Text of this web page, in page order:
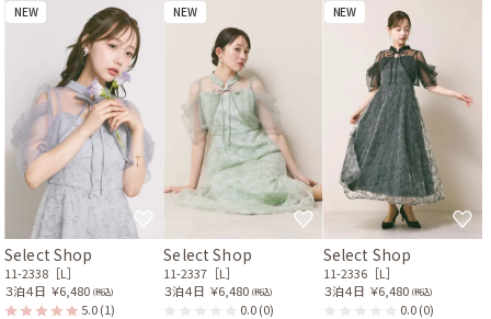
NEW
Select Shop
11-2338［L］
３泊４日 ￥6,480 (税込)
5.0(1)
NEW
Select Shop
11-2337［L］
３泊４日 ￥6,480 (税込)
0.0(0)
NEW
Select Shop
11-2336［L］
３泊４日 ￥6,480 (税込)
0.0(0)